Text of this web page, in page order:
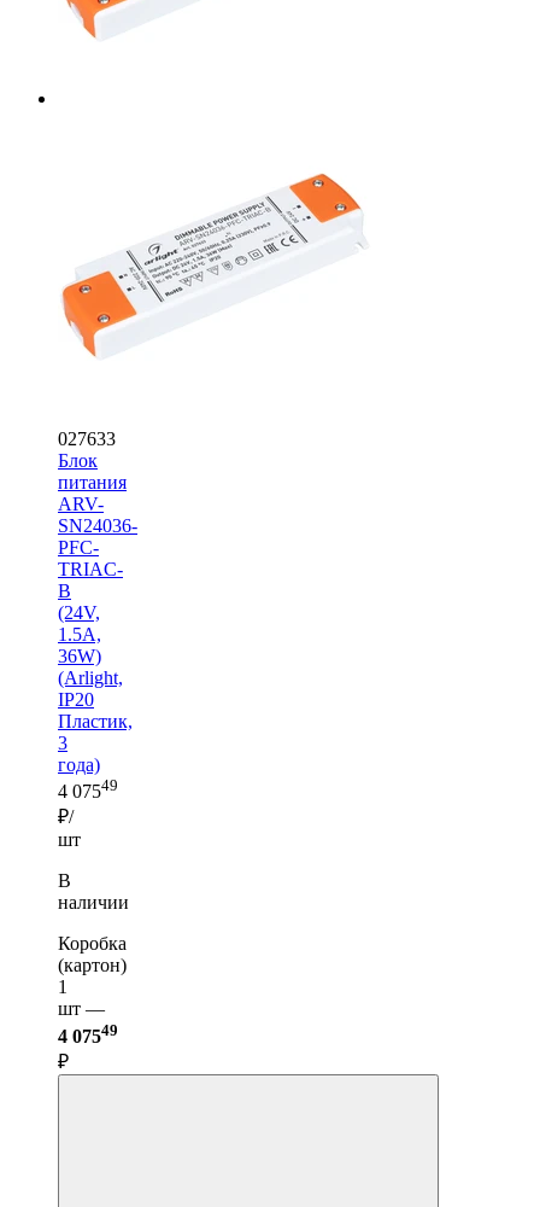
027633
Блок
питания
ARV-
SN24036-
PFC-
TRIAC-
B
(24V,
1.5A,
36W)
(Arlight,
IP20
Пластик,
3
года)
4 07549
₽/
шт
В
наличии
Коробка
(картон)
1
шт —
4 07549
₽